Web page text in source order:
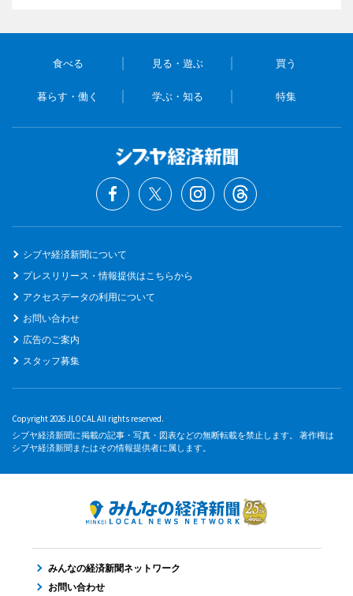
食べる 見る・遊ぶ 買う
暮らす・働く 学ぶ・知る 特集
シブヤ経済新聞について
プレスリリース・情報提供はこちらから
アクセスデータの利用について
お問い合わせ
広告のご案内
スタッフ募集
Copyright 2026 JLOCAL All rights reserved.
シブヤ経済新聞に掲載の記事・写真・図表などの無断転載を禁止します。 著作権は
シブヤ経済新聞またはその情報提供者に属します。
みんなの経済新聞ネットワーク
お問い合わせ